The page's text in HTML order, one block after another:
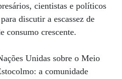
cientistas e políticos
discutir a escassez de
consumo crescente.
Unidas sobre o Meio
a comunidade